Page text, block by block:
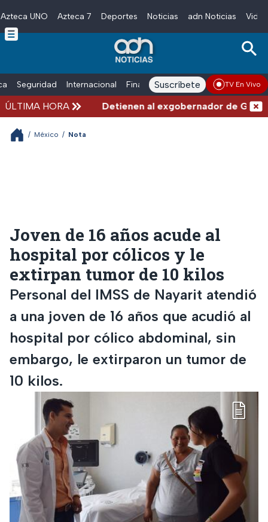
Skip to main content
Azteca UNO Azteca 7 Deportes Noticias adn Noticias
Seguridad Internacional Finanzas adn Noticias Radio
Suscríbete TV En Vivo
ÚLTIMA HORA Detienen al exgobernador de
/ México / Nota
Joven de 16 años acude al
hospital por cólicos y le
extirpan tumor de 10 kilos
Personal del IMSS de Nayarit atendió
a una joven de 16 años que acudió al
hospital por cólico abdominal, sin
embargo, le extirparon un tumor de
10 kilos.